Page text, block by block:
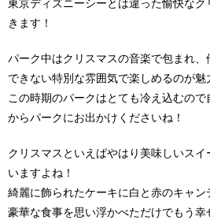
東京ディズニーシーとは違った愉快な
きます！
パーク中はクリスマスの音楽で包まれ
できない特別な雰囲気で楽しめるのが魅
この時期のパークはとても冷え込むの
からパークにお出かけくださいね！
クリスマスといえばやはり美味しいスイ
いますよね！
綺麗に飾られたケーキに白と赤のキャン
豪華な食事を思い浮かべただけでもう